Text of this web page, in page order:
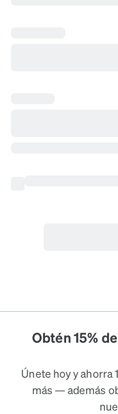
Obtén 15%
Únete hoy y ahorra
más — además